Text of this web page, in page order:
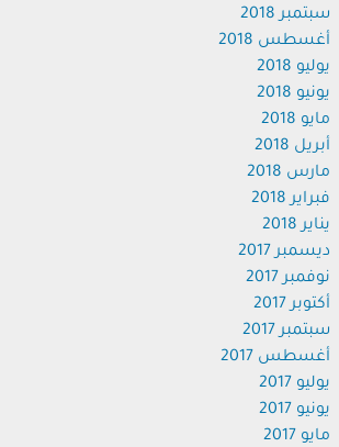
سبتمبر 2018
أغسطس 2018
يوليو 2018
يونيو 2018
مايو 2018
أبريل 2018
مارس 2018
فبراير 2018
يناير 2018
ديسمبر 2017
نوفمبر 2017
أكتوبر 2017
سبتمبر 2017
أغسطس 2017
يوليو 2017
يونيو 2017
مايو 2017